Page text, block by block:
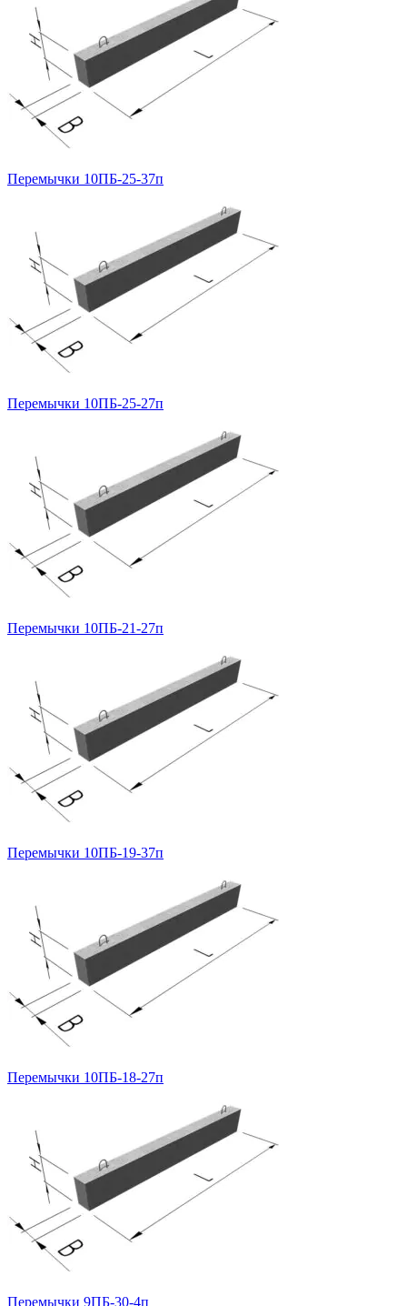
Перемычки 10ПБ-25-37п
Перемычки 10ПБ-25-27п
Перемычки 10ПБ-21-27п
Перемычки 10ПБ-19-37п
Перемычки 10ПБ-18-27п
Перемычки 9ПБ-30-4п